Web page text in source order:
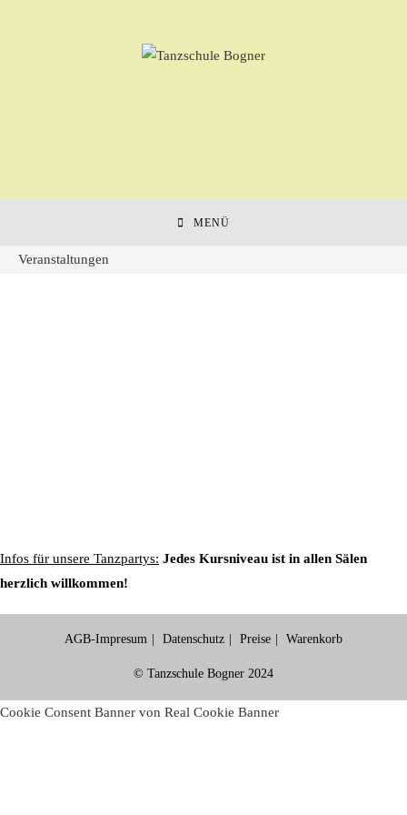
MENÜ
Veranstaltungen
Infos für unsere Tanzpartys: Jedes Kursniveau ist in allen Sälen
herzlich willkommen!
AGB-Impresum Datenschutz Preise Warenkorb
© Tanzschule Bogner 2024
Cookie Consent Banner von Real Cookie Banner